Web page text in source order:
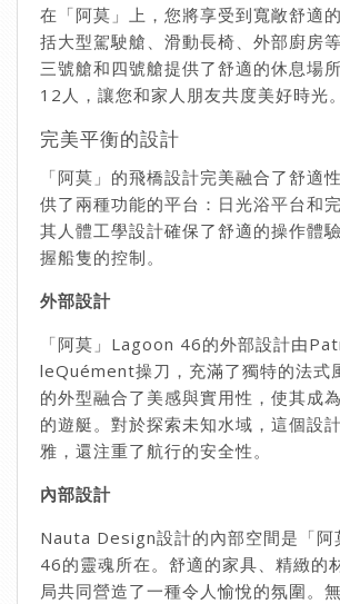
在「阿莫」上，您將享受到寬敞舒適
括大型駕駛艙、滑動長椅、外部廚房
三號艙和四號艙提供了舒適的休息場
12人，讓您和家人朋友共度美好時光。
完美平衡的設計
「阿莫」的飛橋設計完美融合了舒適
供了兩種功能的平台：日光浴平台和完
其人體工學設計確保了舒適的操作體
握船隻的控制。
外部設計
「阿莫」Lagoon 46的外部設計由
leQuément操刀，充滿了獨特的法式
的外型融合了美感與實用性，使其成
的遊艇。對於探索未知水域，這個設
雅，還注重了航行的安全性。
內部設計
Nauta Design設計的內部空間是「阿
46的靈魂所在。舒適的家具、精緻的
局共同營造了一種令人愉悅的氛圍。